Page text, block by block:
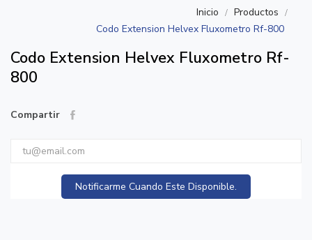
Inicio
Productos
Codo Extension Helvex Fluxometro Rf-800
Codo Extension Helvex Fluxometro Rf-
800
Compartir
Notificarme Cuando Este Disponible.